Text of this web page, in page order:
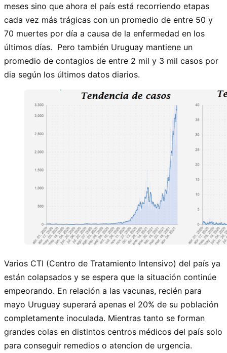
meses sino que ahora el país está recorriendo etapas
cada vez más trágicas con un promedio de entre 50 y
70 muertes por día a causa de la enfermedad en los
últimos días. Pero también Uruguay mantiene un
promedio de contagios de entre 2 mil y 3 mil casos por
dia según los últimos datos diarios.
Varios CTI (Centro de Tratamiento Intensivo) del país ya
están colapsados y se espera que la situación continúe
empeorando. En relación a las vacunas, recién para
mayo Uruguay superará apenas el 20% de su población
completamente inoculada. Mientras tanto se forman
grandes colas en distintos centros médicos del país solo
para conseguir remedios o atencion de urgencia.